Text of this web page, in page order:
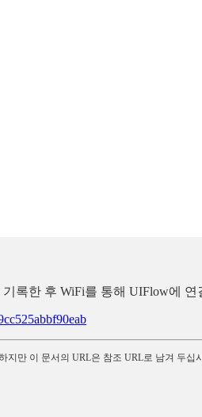
록한 후 WiFi를 통해 UIFlow에
지만 이 문서의 URL은 참조 URL로 남겨 두십